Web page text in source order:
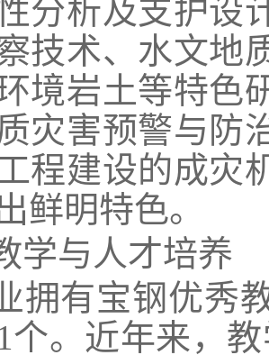
分析及支护设
技术、水文地
境岩土等特色
灾害预警与防
程建设的成灾
鲜明特色。
学与人才培养
拥有宝钢优秀
个。近年来，